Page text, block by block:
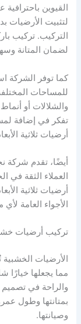
القيوين
لتثبيت الأرضيات
التركيب. تركيب
لضمان المتانة
كما توفر الشركة
للمساحات
والشلالات أو
تفكر في إضافة
أرضيات ثلاثية
أيضًا، تقدم شركة
العملاء الثقة في
أرضيات ثلاثية
الأجواء العامة لأي
تركيب أرضيات
الأرضيات
مما يجعلها خيارًا
والراحة في تصميم
بمتانتها وطول
وصيانتها.